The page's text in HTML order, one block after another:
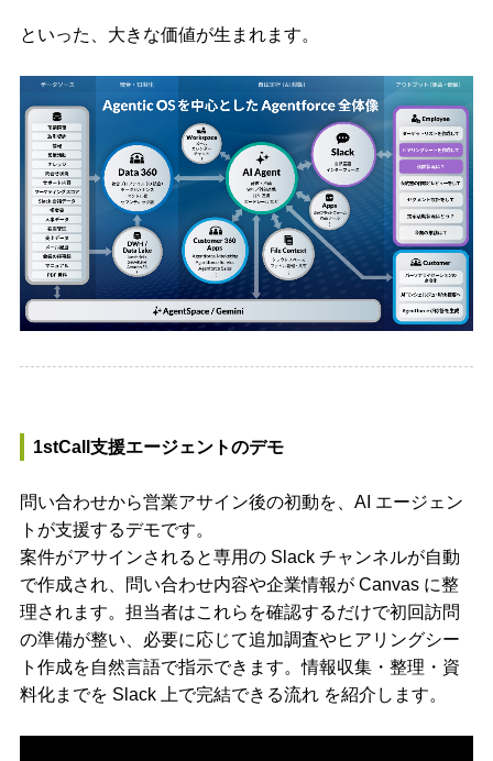
といった、大きな価値が生まれます。
1stCall支援エージェントのデモ
問い合わせから営業アサイン後の初動を、AI エージェン
トが支援するデモです。
案件がアサインされると専用の Slack チャンネルが自動
で作成され、問い合わせ内容や企業情報が Canvas に整
理されます。担当者はこれらを確認するだけで初回訪問
の準備が整い、必要に応じて追加調査やヒアリングシー
ト作成を自然言語で指示できます。情報収集・整理・資
料化までを Slack 上で完結できる流れ を紹介します。